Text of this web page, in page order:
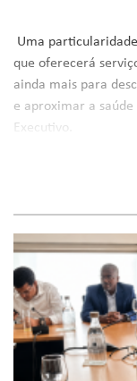
Uma
que oferecerá
ainda mais para
e aproximar a
Executivo.
maternidade do
Cruz, o recém
Fogo e outros
Maria Neves,
Governo estão a
na área da saúde no
Um contributo que